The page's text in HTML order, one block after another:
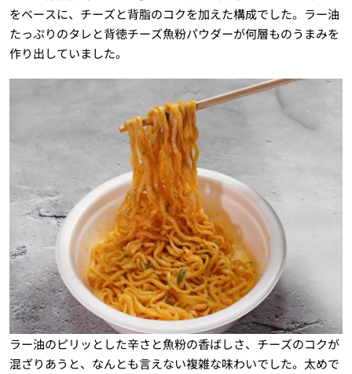
をベースに、チーズと背脂のコクを加えた構成でした。ラー油
たっぷりのタレと背徳チーズ魚粉パウダーが何層ものうまみを
作り出していました。
ラー油のピリッとした辛さと魚粉の香ばしさ、チーズのコクが
混ざりあうと、なんとも言えない複雑な味わいでした。太めで